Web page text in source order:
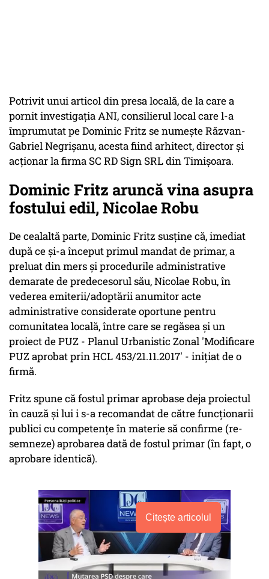
Potrivit unui articol din presa locală, de la care a
pornit investigația ANI, consilierul local care l-a
împrumutat pe Dominic Fritz se numește Răzvan-
Gabriel Negrișanu, acesta fiind arhitect, director și
acționar la firma SC RD Sign SRL din Timișoara.
Dominic Fritz aruncă vina asupra
fostului edil, Nicolae Robu
De cealaltă parte, Dominic Fritz susține că, imediat
după ce și-a început primul mandat de primar, a
preluat din mers și procedurile administrative
demarate de predecesorul său, Nicolae Robu, în
vederea emiterii/adoptării anumitor acte
administrative considerate oportune pentru
comunitatea locală, între care se regăsea și un
proiect de PUZ - Planul Urbanistic Zonal 'Modificare
PUZ aprobat prin HCL 453/21.11.2017' - inițiat de o
firmă.
Fritz spune că fostul primar aprobase deja proiectul
în cauză și lui i s-a recomandat de către funcționarii
publici cu competențe în materie să confirme (re-
semneze) aprobarea dată de fostul primar (în fapt, o
aprobare identică).
Citește articolul